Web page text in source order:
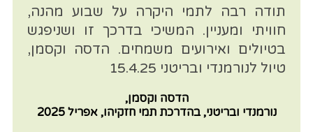
תודה רבה לתמי היקרה על שבוע מהנה,
חוויתי ומעניין. המשיכי בדרכך זו ושניפגש
בטיולים ואירועים משמחים. הדסה וקסמן,
טיול לנורמנדי ובריטני 15.4.25
הדסה וקסמן,
נורמנדי ובריטני, בהדרכת תמי חזקיהו, אפריל 2025